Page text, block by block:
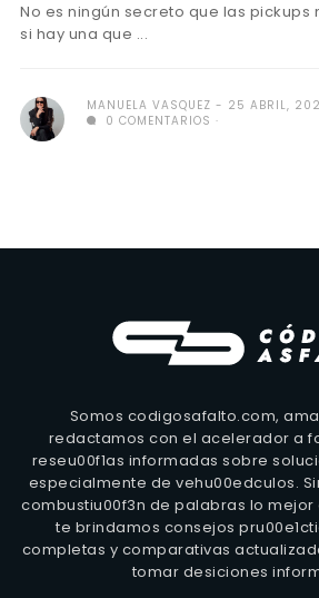
No es ningún secreto que las pickups
si hay una que ...
MANUELA VASQUEZ
25 ABRIL,
0 COMENTARIOS
Somos codigosafalto.com,
redactamos con el acelerador a
reseu00f1as informadas sobre
especialmente de vehu00edculos.
combustiu00f3n de palabras lo
te brindamos consejos
completas y comparativas
tomar desiciones